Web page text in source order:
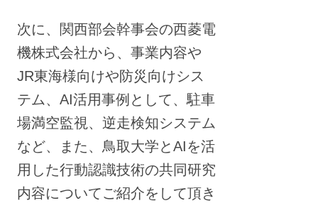
次に、関西部会幹事会の西菱電
機株式会社から、事業内容や
JR東海様向けや防災向けシス
テム、AI活用事例として、駐車
場満空監視、逆走検知システム
など、また、鳥取大学とAIを活
用した行動認識技術の共同研究
内容についてご紹介をして頂き